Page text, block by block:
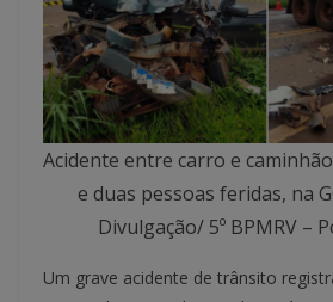
Acidente entre carro e
e duas pessoas feridas, na
Divulgação/ 5º BPMRV –
Um grave acidente de trânsito